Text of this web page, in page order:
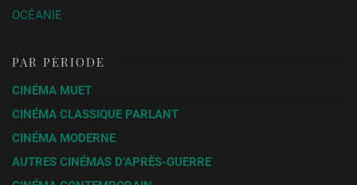
OCÉANIE
PAR PÉRIODE
CINÉMA MUET
CINÉMA CLASSIQUE PARLANT
CINÉMA MODERNE
AUTRES CINÉMAS D’APRÈS-GUERRE